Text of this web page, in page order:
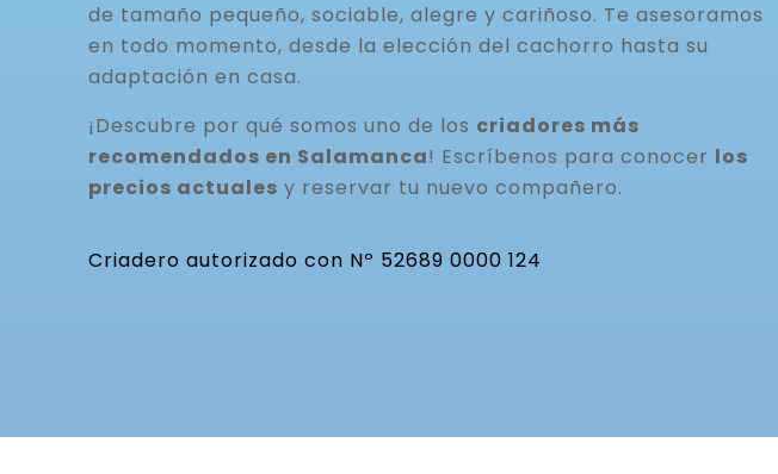
de tamaño pequeño, sociable, alegre y cariñoso. Te asesoramos
en todo momento, desde la elección del cachorro hasta su
adaptación en casa.
¡Descubre por qué somos uno de los criadores más
recomendados en Salamanca! Escríbenos para conocer los
precios actuales y reservar tu nuevo compañero.
Criadero autorizado con Nº 52689 0000 124